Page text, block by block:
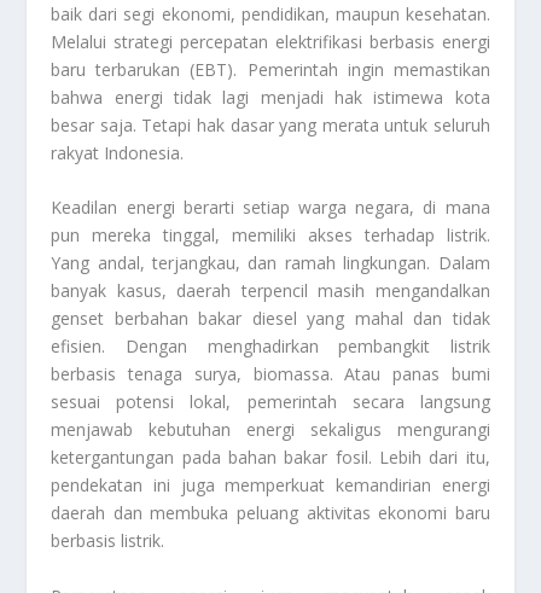
baik dari segi ekonomi, pendidikan, maupun kesehatan.
Melalui strategi percepatan elektrifikasi berbasis energi
baru terbarukan (EBT). Pemerintah ingin memastikan
bahwa energi tidak lagi menjadi hak istimewa kota
besar saja. Tetapi hak dasar yang merata untuk seluruh
rakyat Indonesia.
Keadilan energi berarti setiap warga negara, di mana
pun mereka tinggal, memiliki akses terhadap listrik.
Yang andal, terjangkau, dan ramah lingkungan. Dalam
banyak kasus, daerah terpencil masih mengandalkan
genset berbahan bakar diesel yang mahal dan tidak
efisien. Dengan menghadirkan pembangkit listrik
berbasis tenaga surya, biomassa. Atau panas bumi
sesuai potensi lokal, pemerintah secara langsung
menjawab kebutuhan energi sekaligus mengurangi
ketergantungan pada bahan bakar fosil. Lebih dari itu,
pendekatan ini juga memperkuat kemandirian energi
daerah dan membuka peluang aktivitas ekonomi baru
berbasis listrik.